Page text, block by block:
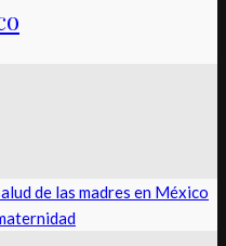
de las madres en México